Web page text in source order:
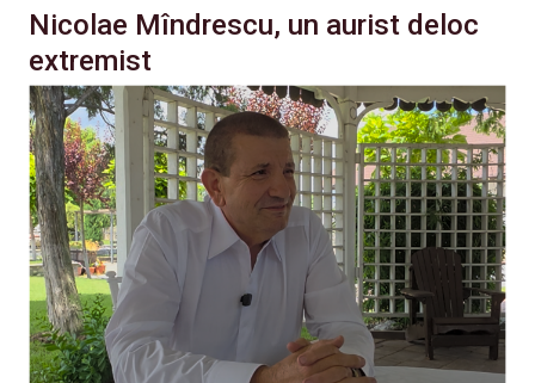
Nicolae Mîndrescu, un aurist deloc
extremist